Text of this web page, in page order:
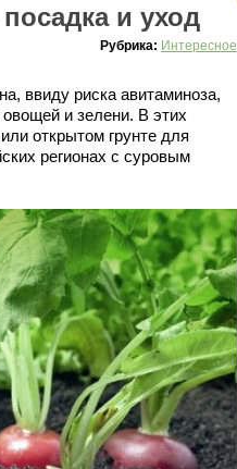
и уход
Рубрика: Интересное
ввиду риска авитаминоза,
и зелени. В этих
открытом грунте для
регионах с суровым